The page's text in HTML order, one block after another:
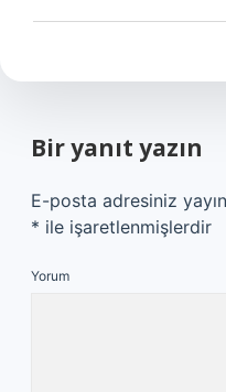
Bir yanıt yazın
E-posta adresiniz
* ile işaretlenmişlerdir
Yorum